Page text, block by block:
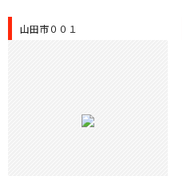
山田市００１